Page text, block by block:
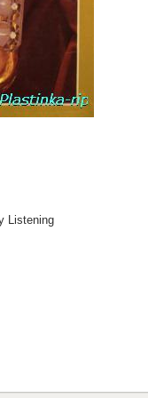
Listening